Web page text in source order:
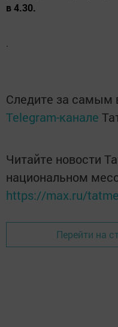
в 4.30.
.
Следите за
Telegram-канале
Читайте новости
национальном
https://max.ru/
Перейти на